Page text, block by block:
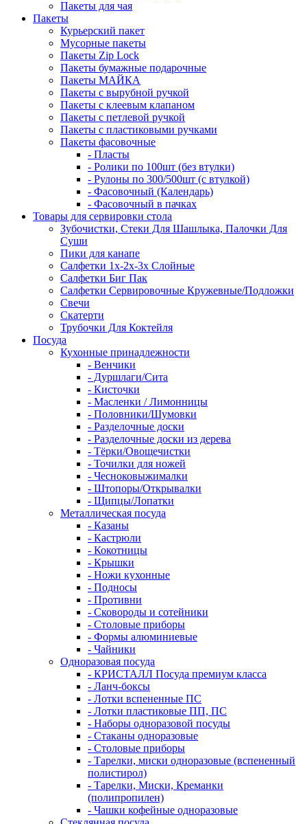
Пакеты для чая
Пакеты
Курьерский пакет
Мусорные пакеты
Пакеты Zip Lock
Пакеты бумажные подарочные
Пакеты МАЙКА
Пакеты с вырубной ручкой
Пакеты с клеевым клапаном
Пакеты с петлевой ручкой
Пакеты с пластиковыми ручками
Пакеты фасовочные
- Пласты
- Ролики по 100шт (без втулки)
- Рулоны по 300/500шт (с втулкой)
- Фасовочный (Календарь)
- Фасовочный в пачках
Товары для сервировки стола
Зубочистки, Стеки Для Шашлыка, Палочки Для
Суши
Пики для канапе
Салфетки 1х-2х-3х Слойные
Салфетки Биг Пак
Салфетки Сервировочные Кружевные/Подложки
Свечи
Скатерти
Трубочки Для Коктейля
Посуда
Кухонные принадлежности
- Венчики
- Дуршлаги/Сита
- Кисточки
- Масленки / Лимонницы
- Половники/Шумовки
- Разделочные доски
- Разделочные доски из дерева
- Тёрки/Овощечистки
- Точилки для ножей
- Чесноковыжималки
- Штопоры/Открывалки
- Щипцы/Лопатки
Металлическая посуда
- Казаны
- Кастрюли
- Кокотницы
- Крышки
- Ножи кухонные
- Подносы
- Противни
- Сковороды и сотейники
- Столовые приборы
- Формы алюминиевые
- Чайники
Одноразовая посуда
- КРИСТАЛЛ Посуда премиум класса
- Ланч-боксы
- Лотки вспененные ПС
- Лотки пластиковые ПП, ПС
- Наборы одноразовой посуды
- Стаканы одноразовые
- Столовые приборы
- Тарелки, миски одноразовые (вспененный
полистирол)
- Тарелки, Миски, Креманки
(полипропилен)
- Чашки кофейные одноразовые